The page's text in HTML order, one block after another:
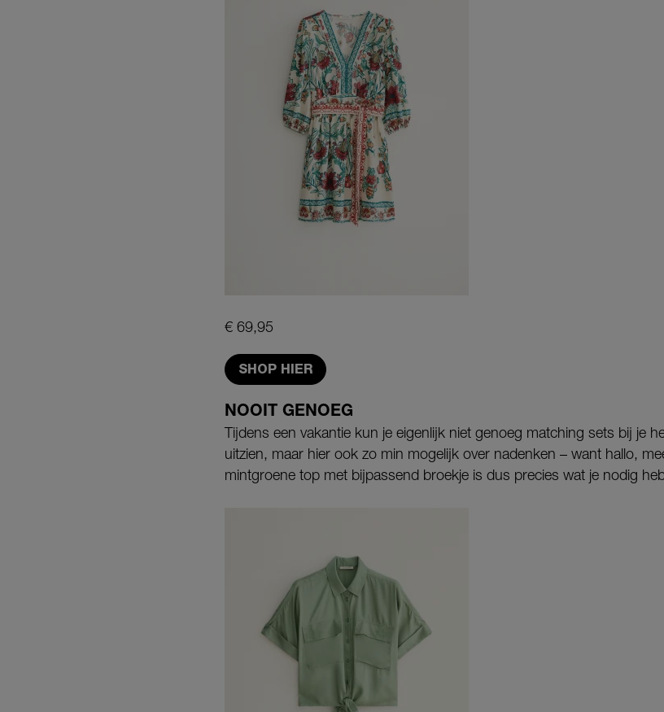
€ 69,95
SHOP HIER
NOOIT GENOEG
Tijdens een vakantie kun je eigenlijk niet genoeg matching sets bij je
uitzien, maar hier ook zo min mogelijk over nadenken – want hallo,
mintgroene top met bijpassend broekje is dus precies wat je nodig